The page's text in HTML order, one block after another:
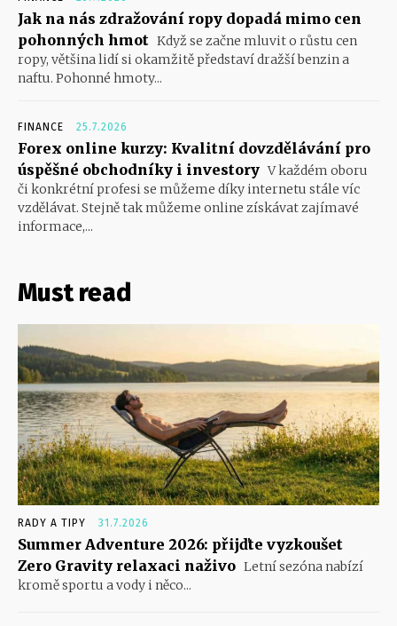
Jak na nás zdražování ropy dopadá mimo cen
pohonných hmot Když se začne mluvit o růstu cen
ropy, většina lidí si okamžitě představí dražší benzin a
naftu. Pohonné hmoty...
FINANCE 25.7.2026
Forex online kurzy: Kvalitní dovzdělávání pro
úspěšné obchodníky i investory V každém oboru
či konkrétní profesi se můžeme díky internetu stále víc
vzdělávat. Stejně tak můžeme online získávat zajímavé
informace,...
Must read
RADY A TIPY 31.7.2026
Summer Adventure 2026: přijďte vyzkoušet
Zero Gravity relaxaci naživo Letní sezóna nabízí
kromě sportu a vody i něco...